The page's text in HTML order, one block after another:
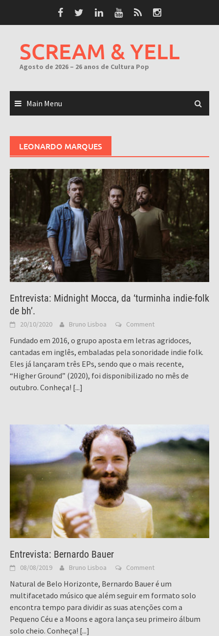
SCREAM & YELL
Agosto de 2026 – 26 anos de Cultura Pop
Main Menu
LEONARDO MARQUES
Entrevista: Midnight Mocca, da ‘turminha indie-folk
de bh’.
20/10/2020 Bruno Lisboa Comment
Fundado em 2016, o grupo aposta em letras agridoces,
cantadas em inglês, embaladas pela sonoridade indie folk.
Eles já lançaram três EPs, sendo que o mais recente,
“Higher Ground” (2020), foi disponibilizado no mês de
outubro. Conheça! [...]
Entrevista: Bernardo Bauer
08/08/2019 Bruno Lisboa Comment
Natural de Belo Horizonte, Bernardo Bauer é um
multifacetado músico que além seguir em formato solo
encontra tempo para dividir as suas atenções com a
Pequeno Céu e a Moons e agora lança seu primeiro álbum
solo cheio. Conheça! [...]